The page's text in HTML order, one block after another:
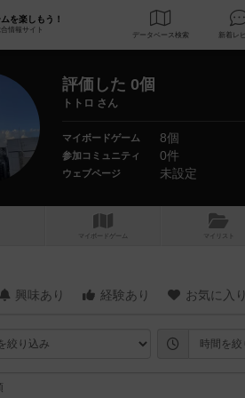
を楽しもう！
情報サイト
データベース 検索
評価した 0個
トトロ さん
マイボードゲーム 8個
参加コミュニティ 0件
ウェブページ 未設定
マイボードゲーム マイリスト
興味あり 経験あり お気に入り